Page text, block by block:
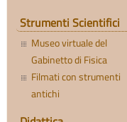
Strumenti Scientifici
Museo virtuale del
Gabinetto di Fisica
Filmati con strumenti
antichi